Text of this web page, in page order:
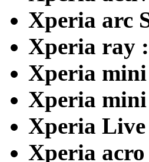
Xperia arc
Xperia ray
Xperia
Xperia mini
Xperia
Xperia acro